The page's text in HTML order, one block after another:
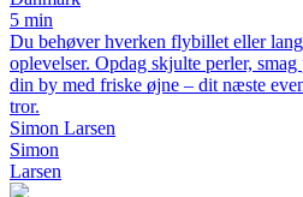
5 min
Du behøver hverken flybillet eller
oplevelser. Opdag skjulte perler,
din by med friske øjne – dit næste
tror.
Simon Larsen
Simon
Larsen